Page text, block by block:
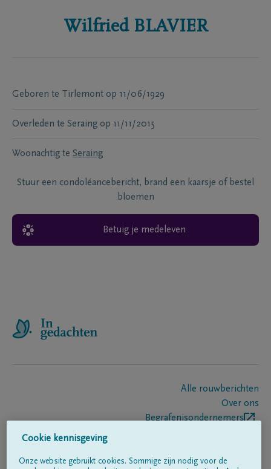
Wilfried BLAVIER
Geboren te Tirlemont op 11/06/1929
Overleden te Seraing op 11/11/2015
Woonachtig te Seraing
Stuur een condoléancebericht, brand een kaarsje of bestel
bloemen
Betuig je medeleven
Alle rouwberichten
Over ons
Begrafenisondernemers
Cookie kennisgeving
Onze website gebruikt cookies. Sommige zijn nodig voor de